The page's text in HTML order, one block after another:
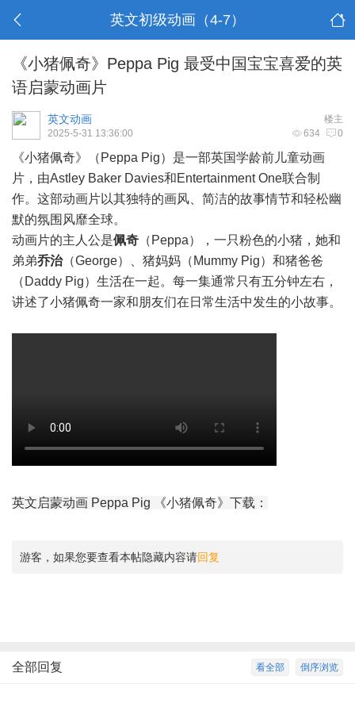
英文初级动画（4-7）
《小猪佩奇》Peppa Pig 最受中国宝宝喜爱的英
语启蒙动画片
楼主
英文动画
634 0
2025-5-31 13:36:00
《小猪佩奇》（Peppa Pig）是一部英国学龄前儿童动画
片，由Astley Baker Davies和Entertainment One联合制
作。这部动画片以其独特的画风、简洁的故事情节和轻松幽
默的氛围风靡全球。
动画片的主人公是佩奇 （Peppa），一只粉色的小猪，她和
弟弟乔治（George）、猪妈妈（Mummy Pig）和猪爸爸
（Daddy Pig）生活在一起。每一集通常只有五分钟左右，
讲述了小猪佩奇一家和朋友们在日常生活中发生的小故事。
英文启蒙动画 Peppa Pig 《小猪佩奇》 下载：
游客，如果您要查看本帖隐藏内容请回复
倒序浏览
看全部
全部回复